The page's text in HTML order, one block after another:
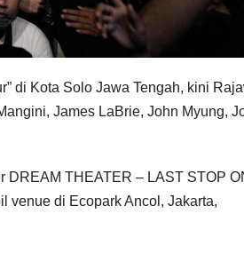
di Kota Solo Jawa Tengah, kini
James LaBrie, John Myung,
THEATER – LAST STOP
venue di Ecopark Ancol, Jakarta,